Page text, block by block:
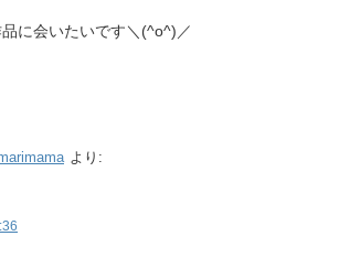
に会いたいです＼(^o^)／
より: